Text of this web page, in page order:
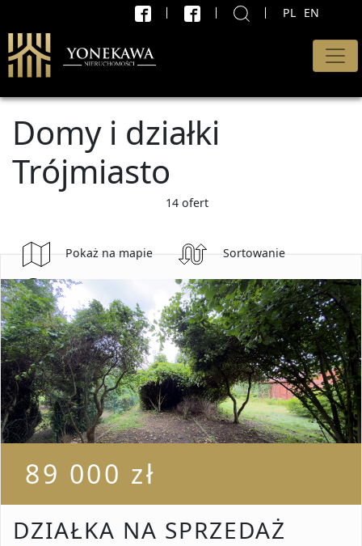
PL EN
WYSZUKAJ X
Rodzaj oferty
Wszystkie oferty
Transakcja
Sprzedaż i wynajem
Cena od
do
PLN
Liczba pokoi od
Liczba pokoi do
Domy i działki
Trójmiasto
14 ofert
Pokaż na mapie Sortowanie
Wyszukaj
89 000 zł
DZIAŁKA NA SPRZEDAŻ